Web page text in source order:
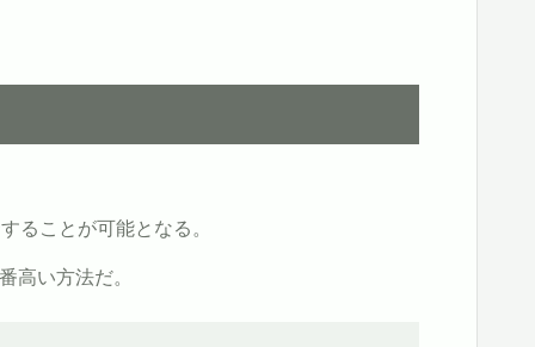
ることが可能となる。
高い方法だ。